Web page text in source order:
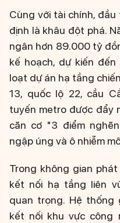
Cùng với tài chính,
định là khâu đột phá.
ngân hơn 89.000 tỷ
kế hoạch, dự kiến
loạt dự án hạ tầng
13, quốc lộ 22, cầu
tuyến metro được đẩy
căn cơ "3 điểm
ngập úng và ô nhiễm
Trong không gian
kết nối hạ tầng liên
quan trọng. Hệ thống
kết nối khu vực công